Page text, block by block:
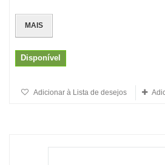
MAIS
Disponível
Adicionar à Lista de desejos